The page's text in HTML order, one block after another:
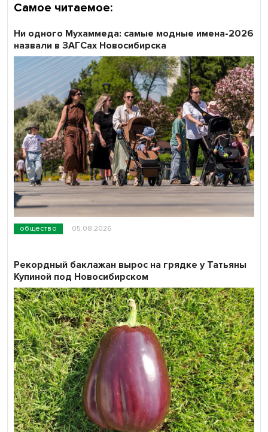
Самое читаемое:
общество 05.08.2026
Ни одного Мухаммеда: самые модные имена-2026
назвали в ЗАГСах Новосибирска
Рекордный баклажан вырос на грядке у Татьяны
Купиной под Новосибирском